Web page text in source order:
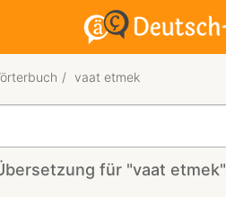
vaat etmek
für "vaat etmek"